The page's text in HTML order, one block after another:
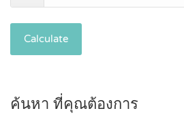
Calculate
ค้นหา ที่คุณต้องการ